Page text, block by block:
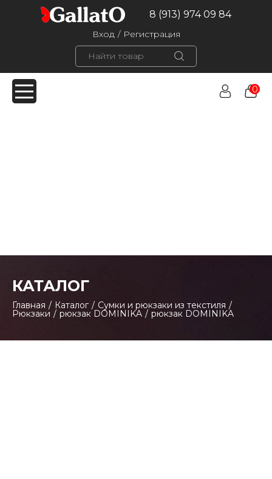
8 (913) 974 09 84
Вход / Регистрация
0
КАТАЛОГ
Главная / Каталог / Сумки и рюкзаки из текстиля /
Рюкзаки / рюкзак DOMINIKA / рюкзак DOMINIKA